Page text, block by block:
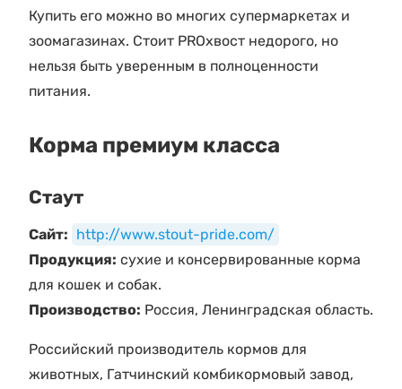
Купить его можно во многих супермаркетах и
зоомагазинах. Стоит PROхвост недорого, но
нельзя быть уверенным в полноценности
питания.
Корма премиум класса
Стаут
Сайт: http://www.stout-pride.com/
Продукция: сухие и консервированные корма
для кошек и собак.
Производство: Россия, Ленинградская область.
Российский производитель кормов для
животных, Гатчинский комбикормовый завод,